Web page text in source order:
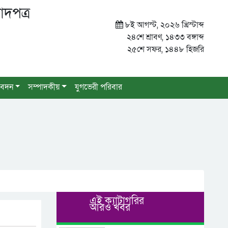
৮ই আগস্ট, ২০২৬ খ্রিস্টাব্দ
২৪শে শ্রাবণ, ১৪৩৩ বঙ্গাব্দ
২৫শে সফর, ১৪৪৮ হিজরি
সম্পাদকীয় যুগভেরী পরিবার
এই ক্যাটাগরির
আরও খবর